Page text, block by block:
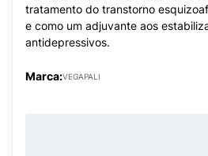
tratamento do transtorno
e como um adjuvante aos
antidepressivos.
Marca:VEGAPALI